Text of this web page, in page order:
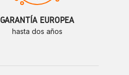
GARANTÍA EUROPEA
hasta dos años